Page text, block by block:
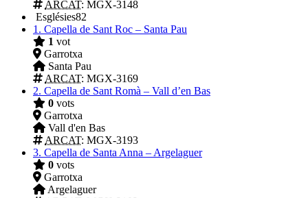
ARCAT: MGX-3148
Esglésies82
1. Capella de Sant Roc – Santa Pau
1 vot
Garrotxa
Santa Pau
ARCAT: MGX-3169
2. Capella de Sant Romà – Vall d’en Bas
0 vots
Garrotxa
Vall d'en Bas
ARCAT: MGX-3193
3. Capella de Santa Anna – Argelaguer
0 vots
Garrotxa
Argelaguer